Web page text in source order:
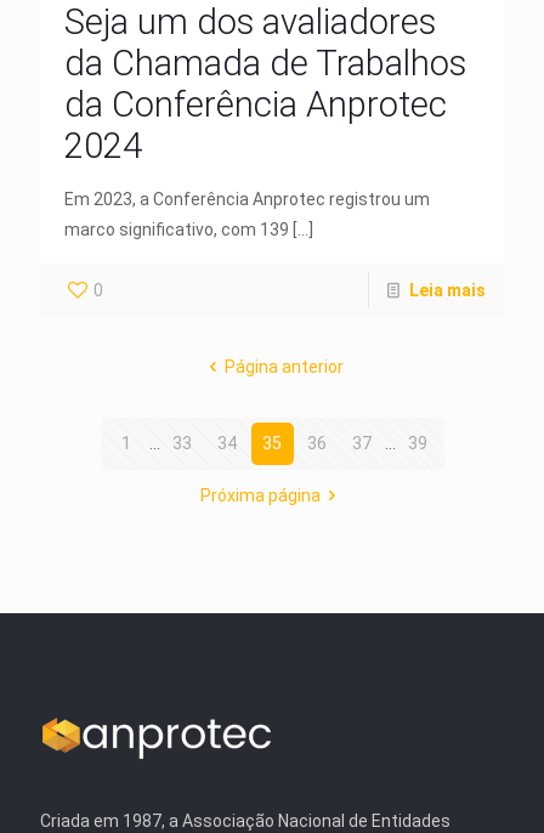
Seja um dos avaliadores
da Chamada de Trabalhos
da Conferência Anprotec
2024
Em 2023, a Conferência Anprotec registrou um
marco significativo, com 139 […]
0 Leia mais
Página anterior
1 ... 33 34 35 36 37 ... 39
Próxima página
Criada em 1987, a Associação Nacional de Entidades